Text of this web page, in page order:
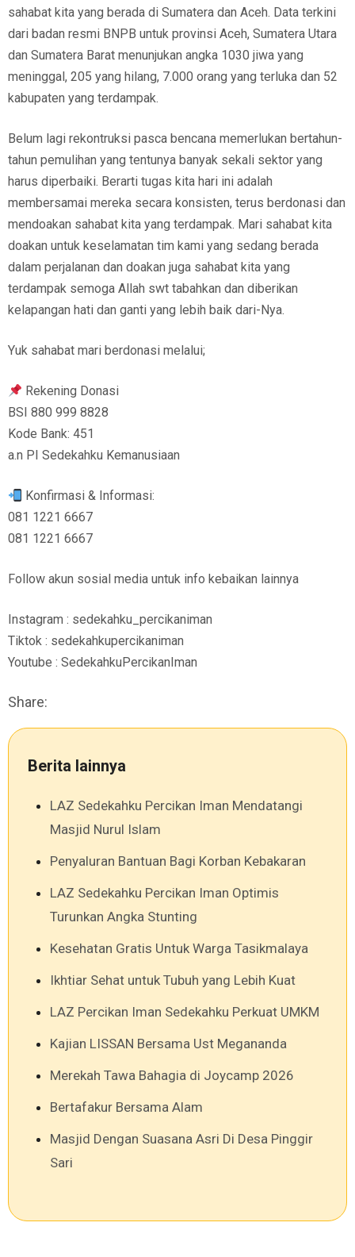
sahabat kita yang berada di Sumatera dan Aceh. Data terkini
dari badan resmi BNPB untuk provinsi Aceh, Sumatera Utara
dan Sumatera Barat menunjukan angka 1030 jiwa yang
meninggal, 205 yang hilang, 7.000 orang yang terluka dan 52
kabupaten yang terdampak.
Belum lagi rekontruksi pasca bencana memerlukan bertahun-
tahun pemulihan yang tentunya banyak sekali sektor yang
harus diperbaiki. Berarti tugas kita hari ini adalah
membersamai mereka secara konsisten, terus berdonasi dan
mendoakan sahabat kita yang terdampak. Mari sahabat kita
doakan untuk keselamatan tim kami yang sedang berada
dalam perjalanan dan doakan juga sahabat kita yang
terdampak semoga Allah swt tabahkan dan diberikan
kelapangan hati dan ganti yang lebih baik dari-Nya.
Yuk sahabat mari berdonasi melalui;
Rekening Donasi
BSI 880 999 8828
Kode Bank: 451
a.n PI Sedekahku Kemanusiaan
Konfirmasi & Informasi:
081 1221 6667
081 1221 6667
Follow akun sosial media untuk info kebaikan lainnya
Instagram : sedekahku_percikaniman
Tiktok : sedekahkupercikaniman
Youtube : SedekahkuPercikanIman
Share:
Berita lainnya
LAZ Sedekahku Percikan Iman Mendatangi
Masjid Nurul Islam
Penyaluran Bantuan Bagi Korban Kebakaran
LAZ Sedekahku Percikan Iman Optimis
Turunkan Angka Stunting
Kesehatan Gratis Untuk Warga Tasikmalaya
Ikhtiar Sehat untuk Tubuh yang Lebih Kuat
LAZ Percikan Iman Sedekahku Perkuat UMKM
Kajian LISSAN Bersama Ust Megananda
Merekah Tawa Bahagia di Joycamp 2026
Bertafakur Bersama Alam
Masjid Dengan Suasana Asri Di Desa Pinggir
Sari